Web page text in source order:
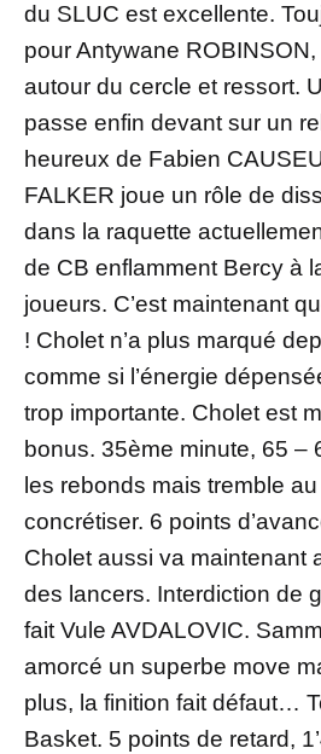
du SLUC est excellente.
pour Antywane
autour du cercle et ressort.
passe enfin devant sur un
heureux de Fabien
FALKER joue un rôle de
dans la raquette
de CB enflamment Bercy à
joueurs. C’est maintenant
! Cholet n’a plus marqué
comme si l’énergie
trop importante. Cholet est
bonus. 35ème minute, 65 –
les rebonds mais tremble
concrétiser. 6 points
Cholet aussi va maintenant
des lancers. Interdiction de
fait Vule AVDALOVIC.
amorcé un superbe move
plus, la finition fait défaut…
Basket. 5 points de retard,